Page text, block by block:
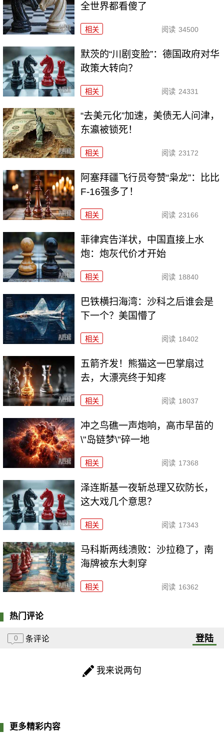
全世界都看傻了
相关 阅读 34500
默茨的“川剧变脸”：德国政府对华
政策大转向？
相关 阅读 24331
“去美元化”加速，美债无人问津，
东瀛被锁死！
相关 阅读 23172
阿塞拜疆飞行员夸赞“枭龙”：比比
F-16强多了！
相关 阅读 23166
菲律宾告洋状，中国直接上水
炮：炮灰代价才开始
相关 阅读 18840
巴铁横扫海湾：沙科之后谁会是
下一个？美国懵了
相关 阅读 18402
五箭齐发！熊猫这一巴掌扇过
去，大漂亮终于知疼
相关 阅读 18037
冲之鸟礁一声炮响，高市早苗的
\"岛链梦\"碎一地
相关 阅读 17368
泽连斯基一夜斩总理又砍防长，
这大戏几个意思？
相关 阅读 17343
马科斯两线溃败：沙拉稳了，南
海牌被东大刺穿
相关 阅读 16362
热门评论
0 条评论 登陆
我来说两句
更多精彩内容